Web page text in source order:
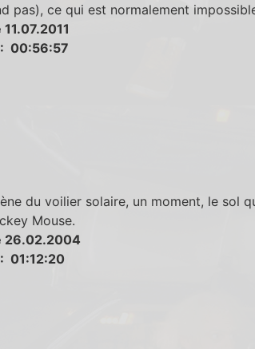
pas), ce qui est normalement
00:56:57
du voilier solaire, un moment, le sol
Mouse.
26.02.2004
01:12:20